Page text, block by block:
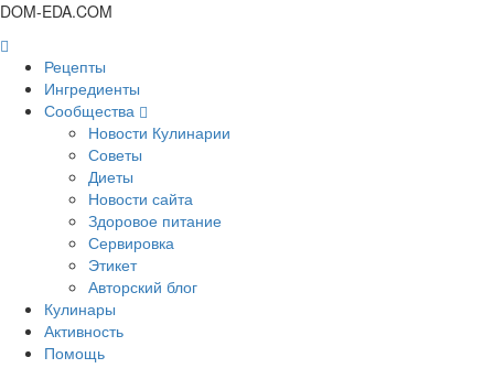
DOM-EDA.COM
Рецепты
Ингредиенты
Сообщества
Новости Кулинарии
Советы
Диеты
Новости сайта
Здоровое питание
Сервировка
Этикет
Авторский блог
Кулинары
Активность
Помощь